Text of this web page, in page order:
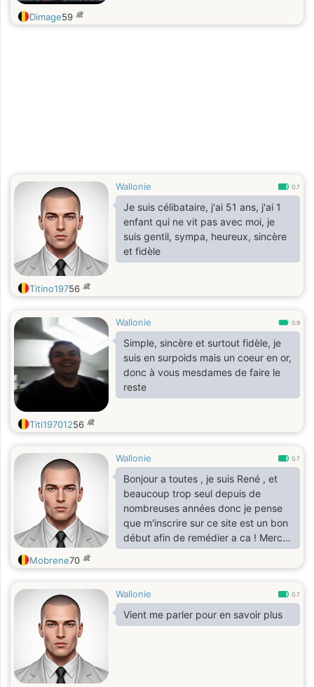
Dimage59 歳
Wallonie 0.7
Je suis célibataire, j'ai 51 ans, j'ai 1
enfant qui ne vit pas avec moi, je
suis gentil, sympa, heureux, sincère
et fidèle
Titino19756 歳
Wallonie 0.9
Simple, sincère et surtout fidèle, je
suis en surpoids mais un coeur en or,
donc à vous mesdames de faire le
reste
Titi19701256 歳
Wallonie 0.7
Bonjour a toutes , je suis René , et
beaucoup trop seul depuis de
nombreuses années donc je pense
que m'inscrire sur ce site est un bon
début afin de remédier a ca ! Merci
de vous etre attardées sur mon
profil !
Mobrene70 歳
Wallonie 0.7
Vient me parler pour en savoir plus